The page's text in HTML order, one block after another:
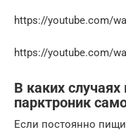
https://youtube.com/
https://youtube.com/
В каких
парктроник
Если постоянно